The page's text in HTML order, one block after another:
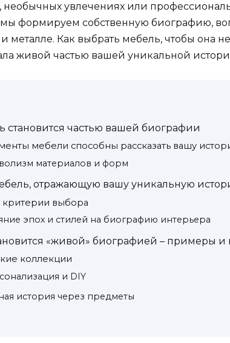
увлечениях или
формируем собственную биографию,
металле. Как выбрать мебель, чтобы она
живой частью вашей уникальной
становится частью вашей биографии
мебели способны рассказать вашу
материалов и форм
отражающую вашу уникальную
выбора
эпох и стилей на биографию интерьера
«живой» биографией – примеры
коллекции
и DIY
история через предметы